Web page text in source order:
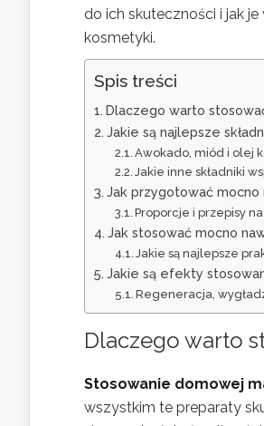
do ich skuteczności i jak
kosmetyki.
Spis treści
Dlaczego warto
Jakie są najlepsze
Awokado, miód i olej
Jakie inne składniki
Jak przygotować mocno
Proporcje i przepisy
Jak stosować mocno
Jakie są najlepsze
Jakie są efekty
Regeneracja,
Dlaczego warto
Stosowanie domowej
wszystkim te preparaty